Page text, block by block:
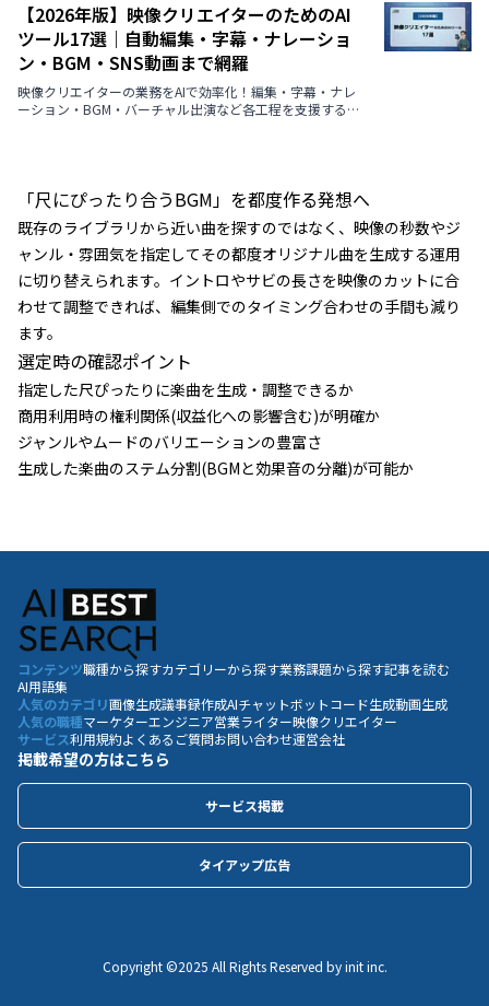
【2026年版】映像クリエイターのためのAI
ツール17選｜自動編集・字幕・ナレーショ
ン・BGM・SNS動画まで網羅
映像クリエイターの業務をAIで効率化！編集・字幕・ナレ
ーション・BGM・バーチャル出演など各工程を支援する最
「尺にぴったり合うBGM」を都度作る発想へ
既存のライブラリから近い曲を探すのではなく、映像の秒数やジ
ャンル・雰囲気を指定してその都度オリジナル曲を生成する運用
に切り替えられます。イントロやサビの長さを映像のカットに合
わせて調整できれば、編集側でのタイミング合わせの手間も減り
ます。
選定時の確認ポイント
指定した尺ぴったりに楽曲を生成・調整できるか
商用利用時の権利関係(収益化への影響含む)が明確か
ジャンルやムードのバリエーションの豊富さ
生成した楽曲のステム分割(BGMと効果音の分離)が可能か
コンテンツ職種から探すカテゴリーから探す業務課題から探す記事を読む
AI用語集
人気のカテゴリ画像生成議事録作成AIチャットボットコード生成動画生成
人気の職種マーケターエンジニア営業ライター映像クリエイター
サービス利用規約よくあるご質問お問い合わせ運営会社
掲載希望の方はこちら
サービス掲載
タイアップ広告
Copyright ©️2025 All Rights Reserved by init inc.